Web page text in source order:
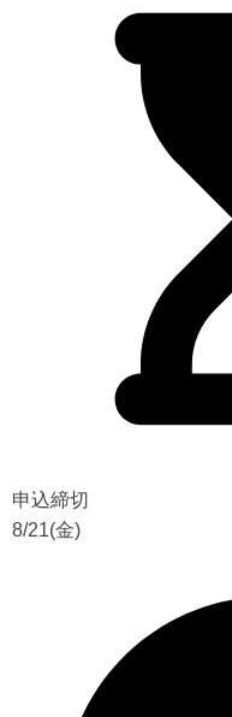
申込締切
8/21(金)